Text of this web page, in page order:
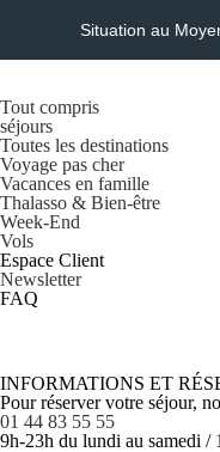
Situation au
Tout compris
séjours
Toutes les destinations
Voyage pas cher
Vacances en famille
Thalasso & Bien-être
Week-End
Vols
Espace Client
Newsletter
FAQ
INFORMATIONS ET
Pour réserver votre séjour,
01 44 83 55 55
9h-23h du lundi au samedi /